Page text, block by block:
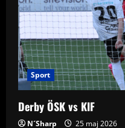
Sport
Derby ÖSK vs KIF
N´Sharp 25 maj 2026